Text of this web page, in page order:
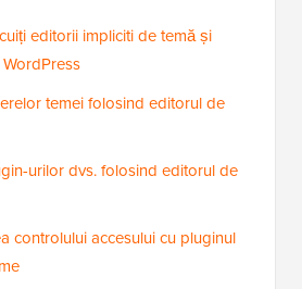
editorii impliciti de temă și
temei folosind editorul de
urilor dvs. folosind editorul de
controlului accesului cu pluginul